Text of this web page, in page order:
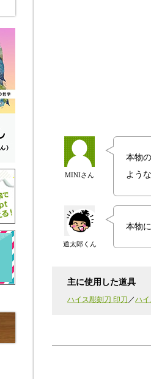
MINIさん
本物
よう
道太郎くん
本物
主に使用した道具
ハイス彫刻刀 印刀 ハ